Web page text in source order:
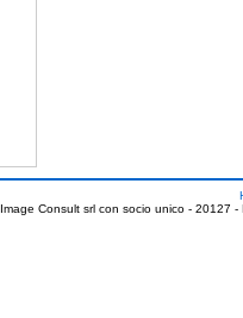
Image Consult srl con socio unico - 20127